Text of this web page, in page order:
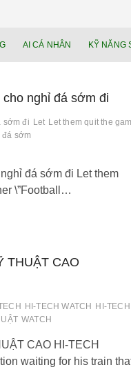
lực cá
AI CÁ NHÂN KỸ NĂNG
nghỉ đá sớm đi
sớm đi Let Let them quit the
đá sớm
đá sớm đi Let them
\”Football…
THUẬT CAO
HI-TECH WATCH
HI-TECH
WATCH
CAO HI-TECH
waiting for his train